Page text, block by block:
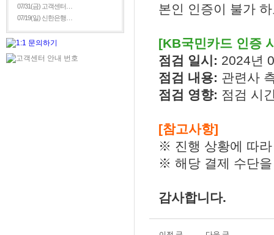
07/31(금) 고객센터…
07/19(일) 신한은행…
본인 인증이 불가
[KB국민카드 인증
점검 일시: 2024년
점검 내용: 관련사
점검 영향: 점검 시
[참고사항]
※ 진행 상황에 따
※ 해당 결제 수단
감사합니다.